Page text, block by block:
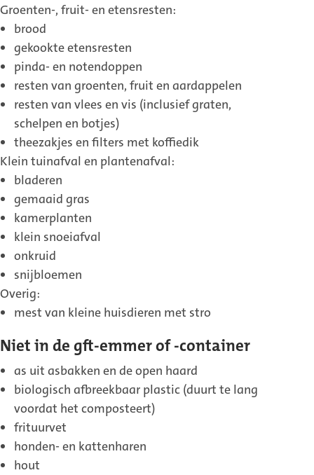
Groenten-, fruit- en etensresten:
brood
gekookte etensresten
pinda- en notendoppen
resten van groenten, fruit en aardappelen
resten van vlees en vis (inclusief graten,
schelpen en botjes)
theezakjes en filters met koffiedik
Klein tuinafval en plantenafval:
bladeren
gemaaid gras
kamerplanten
klein snoeiafval
onkruid
snijbloemen
Overig:
mest van kleine huisdieren met stro
Niet in de gft-emmer of -container
as uit asbakken en de open haard
biologisch afbreekbaar plastic (duurt te lang
voordat het composteert)
frituurvet
honden- en kattenharen
hout